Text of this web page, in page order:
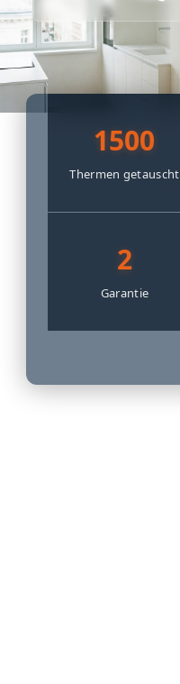
1500
Thermen getauscht
2
Garantie